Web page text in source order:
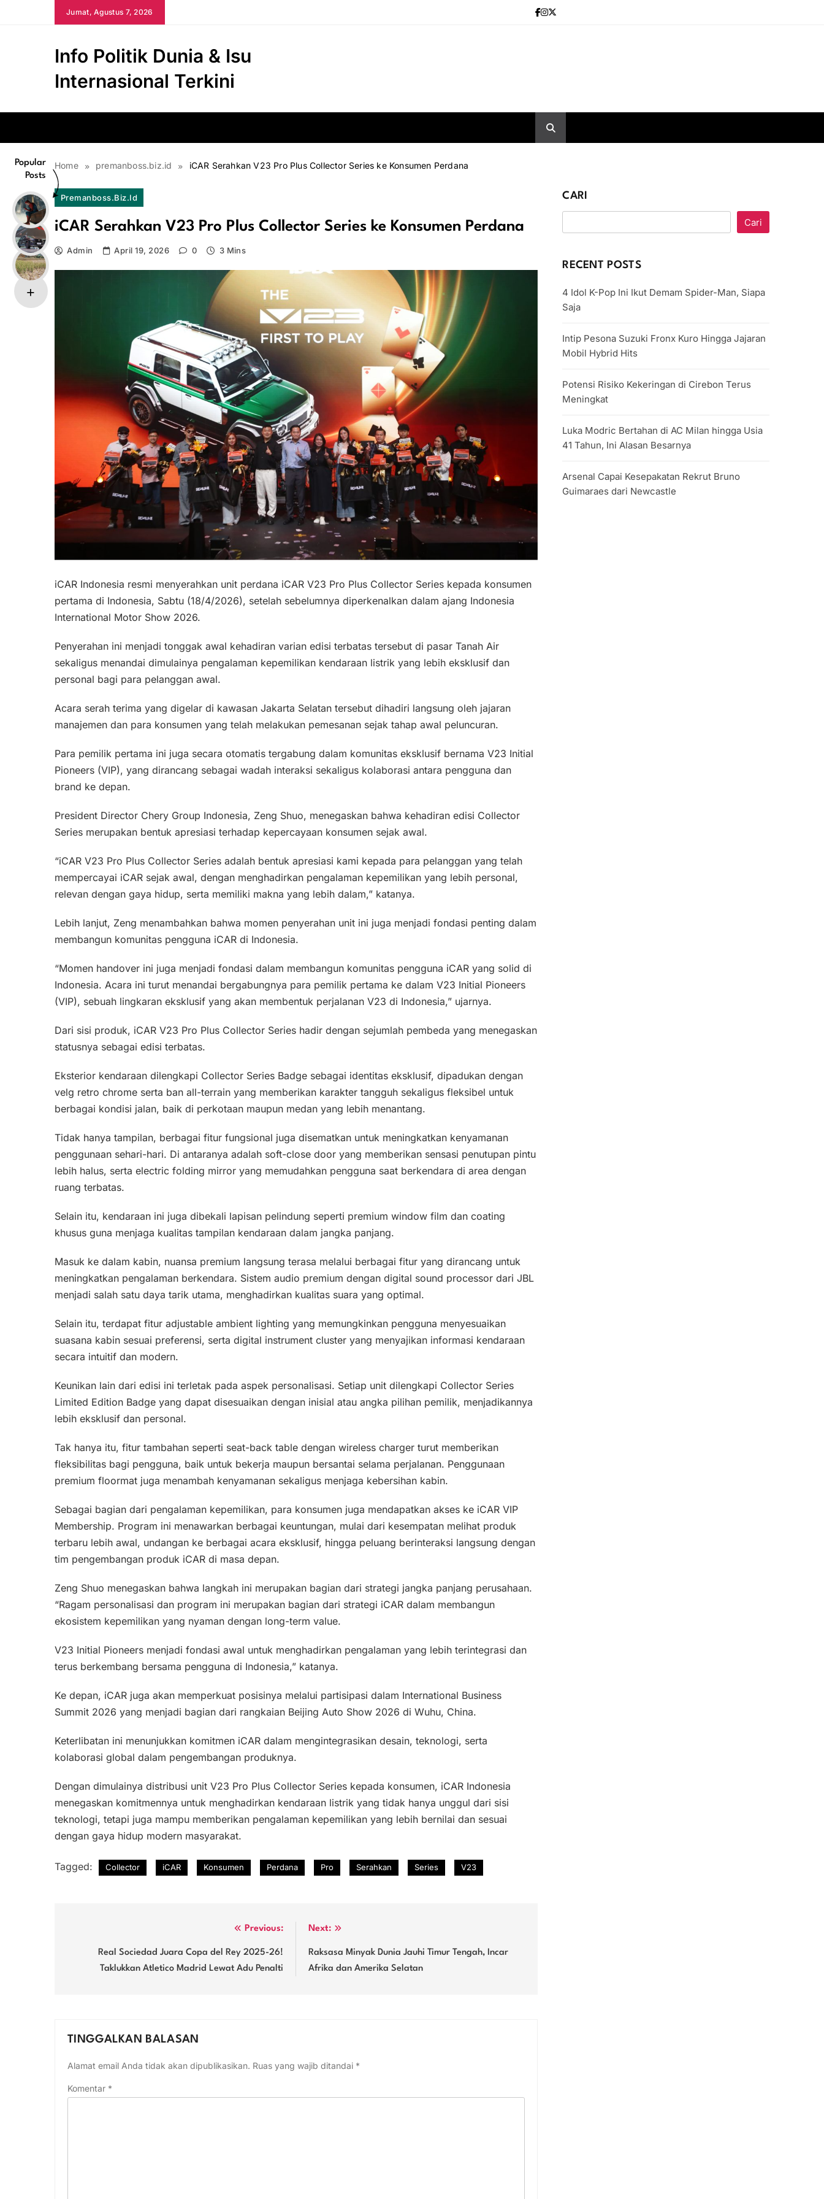
Jumat, Agustus 7, 2026
Info Politik Dunia & Isu
Internasional Terkini
Home premanboss.biz.id iCAR Serahkan V23 Pro Plus Collector Series ke Konsumen Perdana
Popular
Posts
Premanboss.biz.id
iCAR Serahkan V23 Pro Plus Collector Series ke Konsumen Perdana
Admin April 19, 2026 0 3 Mins
iCAR Indonesia resmi menyerahkan unit perdana iCAR V23 Pro Plus Collector Series kepada konsumen
pertama di Indonesia, Sabtu (18/4/2026), setelah sebelumnya diperkenalkan dalam ajang Indonesia
International Motor Show 2026.
Penyerahan ini menjadi tonggak awal kehadiran varian edisi terbatas tersebut di pasar Tanah Air
sekaligus menandai dimulainya pengalaman kepemilikan kendaraan listrik yang lebih eksklusif dan
personal bagi para pelanggan awal.
Acara serah terima yang digelar di kawasan Jakarta Selatan tersebut dihadiri langsung oleh jajaran
manajemen dan para konsumen yang telah melakukan pemesanan sejak tahap awal peluncuran.
Para pemilik pertama ini juga secara otomatis tergabung dalam komunitas eksklusif bernama V23 Initial
Pioneers (VIP), yang dirancang sebagai wadah interaksi sekaligus kolaborasi antara pengguna dan
brand ke depan.
President Director Chery Group Indonesia, Zeng Shuo, menegaskan bahwa kehadiran edisi Collector
Series merupakan bentuk apresiasi terhadap kepercayaan konsumen sejak awal.
“iCAR V23 Pro Plus Collector Series adalah bentuk apresiasi kami kepada para pelanggan yang telah
mempercayai iCAR sejak awal, dengan menghadirkan pengalaman kepemilikan yang lebih personal,
relevan dengan gaya hidup, serta memiliki makna yang lebih dalam,” katanya.
Lebih lanjut, Zeng menambahkan bahwa momen penyerahan unit ini juga menjadi fondasi penting dalam
membangun komunitas pengguna iCAR di Indonesia.
“Momen handover ini juga menjadi fondasi dalam membangun komunitas pengguna iCAR yang solid di
Indonesia. Acara ini turut menandai bergabungnya para pemilik pertama ke dalam V23 Initial Pioneers
(VIP), sebuah lingkaran eksklusif yang akan membentuk perjalanan V23 di Indonesia,” ujarnya.
Dari sisi produk, iCAR V23 Pro Plus Collector Series hadir dengan sejumlah pembeda yang menegaskan
statusnya sebagai edisi terbatas.
Eksterior kendaraan dilengkapi Collector Series Badge sebagai identitas eksklusif, dipadukan dengan
velg retro chrome serta ban all-terrain yang memberikan karakter tangguh sekaligus fleksibel untuk
berbagai kondisi jalan, baik di perkotaan maupun medan yang lebih menantang.
Tidak hanya tampilan, berbagai fitur fungsional juga disematkan untuk meningkatkan kenyamanan
penggunaan sehari-hari. Di antaranya adalah soft-close door yang memberikan sensasi penutupan pintu
lebih halus, serta electric folding mirror yang memudahkan pengguna saat berkendara di area dengan
ruang terbatas.
Selain itu, kendaraan ini juga dibekali lapisan pelindung seperti premium window film dan coating
khusus guna menjaga kualitas tampilan kendaraan dalam jangka panjang.
Masuk ke dalam kabin, nuansa premium langsung terasa melalui berbagai fitur yang dirancang untuk
meningkatkan pengalaman berkendara. Sistem audio premium dengan digital sound processor dari JBL
menjadi salah satu daya tarik utama, menghadirkan kualitas suara yang optimal.
Selain itu, terdapat fitur adjustable ambient lighting yang memungkinkan pengguna menyesuaikan
suasana kabin sesuai preferensi, serta digital instrument cluster yang menyajikan informasi kendaraan
secara intuitif dan modern.
Keunikan lain dari edisi ini terletak pada aspek personalisasi. Setiap unit dilengkapi Collector Series
Limited Edition Badge yang dapat disesuaikan dengan inisial atau angka pilihan pemilik, menjadikannya
lebih eksklusif dan personal.
Tak hanya itu, fitur tambahan seperti seat-back table dengan wireless charger turut memberikan
fleksibilitas bagi pengguna, baik untuk bekerja maupun bersantai selama perjalanan. Penggunaan
premium floormat juga menambah kenyamanan sekaligus menjaga kebersihan kabin.
Sebagai bagian dari pengalaman kepemilikan, para konsumen juga mendapatkan akses ke iCAR VIP
Membership. Program ini menawarkan berbagai keuntungan, mulai dari kesempatan melihat produk
terbaru lebih awal, undangan ke berbagai acara eksklusif, hingga peluang berinteraksi langsung dengan
tim pengembangan produk iCAR di masa depan.
Zeng Shuo menegaskan bahwa langkah ini merupakan bagian dari strategi jangka panjang perusahaan.
“Ragam personalisasi dan program ini merupakan bagian dari strategi iCAR dalam membangun
ekosistem kepemilikan yang nyaman dengan long-term value.
V23 Initial Pioneers menjadi fondasi awal untuk menghadirkan pengalaman yang lebih terintegrasi dan
terus berkembang bersama pengguna di Indonesia,” katanya.
Ke depan, iCAR juga akan memperkuat posisinya melalui partisipasi dalam International Business
Summit 2026 yang menjadi bagian dari rangkaian Beijing Auto Show 2026 di Wuhu, China.
Keterlibatan ini menunjukkan komitmen iCAR dalam mengintegrasikan desain, teknologi, serta
kolaborasi global dalam pengembangan produknya.
Dengan dimulainya distribusi unit V23 Pro Plus Collector Series kepada konsumen, iCAR Indonesia
menegaskan komitmennya untuk menghadirkan kendaraan listrik yang tidak hanya unggul dari sisi
teknologi, tetapi juga mampu memberikan pengalaman kepemilikan yang lebih bernilai dan sesuai
dengan gaya hidup modern masyarakat.
Tagged: Collector iCAR Konsumen Perdana Pro Serahkan Series V23
Previous:
Real Sociedad Juara Copa del Rey 2025-26!
Taklukkan Atletico Madrid Lewat Adu Penalti
Next:
Raksasa Minyak Dunia Jauhi Timur Tengah, Incar
Afrika dan Amerika Selatan
TINGGALKAN BALASAN
Alamat email Anda tidak akan dipublikasikan. Ruas yang wajib ditandai *
Komentar *
CARI
Cari
RECENT POSTS
4 Idol K-Pop Ini Ikut Demam Spider-Man, Siapa
Saja
Intip Pesona Suzuki Fronx Kuro Hingga Jajaran
Mobil Hybrid Hits
Potensi Risiko Kekeringan di Cirebon Terus
Meningkat
Luka Modric Bertahan di AC Milan hingga Usia
41 Tahun, Ini Alasan Besarnya
Arsenal Capai Kesepakatan Rekrut Bruno
Guimaraes dari Newcastle